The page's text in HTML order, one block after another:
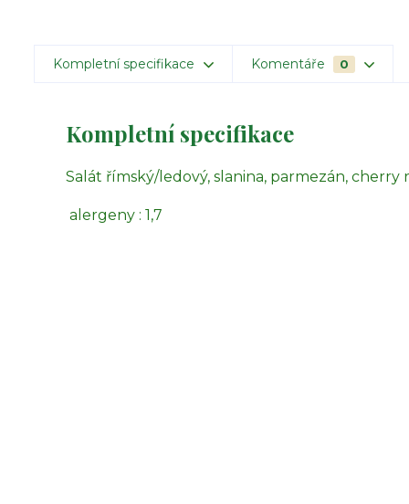
Kompletní specifikace Komentáře 0
Kompletní specifikace
Salát římský/ledový, slanina, parmezán,
alergeny : 1,7